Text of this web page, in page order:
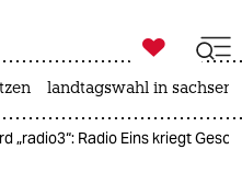

taz zahl ich
landtagswahl in
„radio3“: Radio Eins kriegt